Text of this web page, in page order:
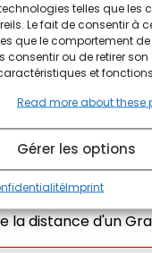
telles que les
Le fait de consentir à
que le comportement de
consentir ou de retirer son
et fonctions.
Read more about these
Gérer les options
Imprint
pour la
Prix de
Fabio di
a décidé de
distance d'un